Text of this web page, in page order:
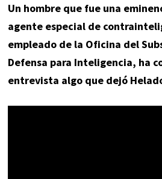
Un hombre que fue una
agente especial de
empleado de la Oficina del
Defensa para Inteligencia, ha
entrevista algo que dejó